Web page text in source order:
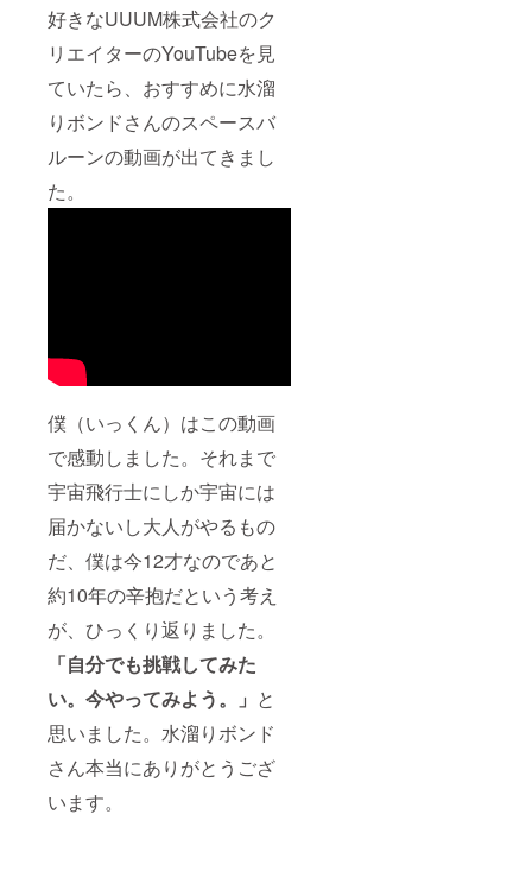
好きなUUUM株式会社のク
リエイターのYouTubeを見
ていたら、おすすめに水溜
りボンドさんのスペースバ
ルーンの動画が出てきまし
た。
僕（いっくん）はこの動画
で感動しました。それまで
宇宙飛行士にしか宇宙には
届かないし大人がやるもの
だ、僕は今12才なのであと
約10年の辛抱だという考え
が、ひっくり返りました。
「自分でも挑戦してみた
い。今やってみよう。」 と
思いました。水溜りボンド
さん本当にありがとうござ
います。